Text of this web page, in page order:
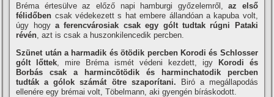
Bréma értesülve az előző napi hamburgi győzelemről,az első
félidőben csak védekezett s hat embere állandóan a kapuba volt,
úgy hogya ferencvárosiak csak egy gólt tudtak rúgni Pataki
révén , azt is csak a huszonkilencedik percben.
Szünet után a harmadik és ötödik percben Korodi és Schlosser
gólt lőttek , mire Bréma ismét védeni kezdett, igy Korodi és
Borbás csak a harmincötödik és harminchatodik percben
tudták a gólok számát ötre szaporí­tani. Biró a megállapodás
ellenére egy brémai volt, Töbelmann, aki gyengén bí­ráskodott.